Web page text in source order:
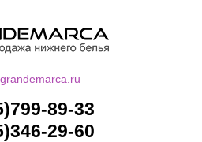
89-33
29-60